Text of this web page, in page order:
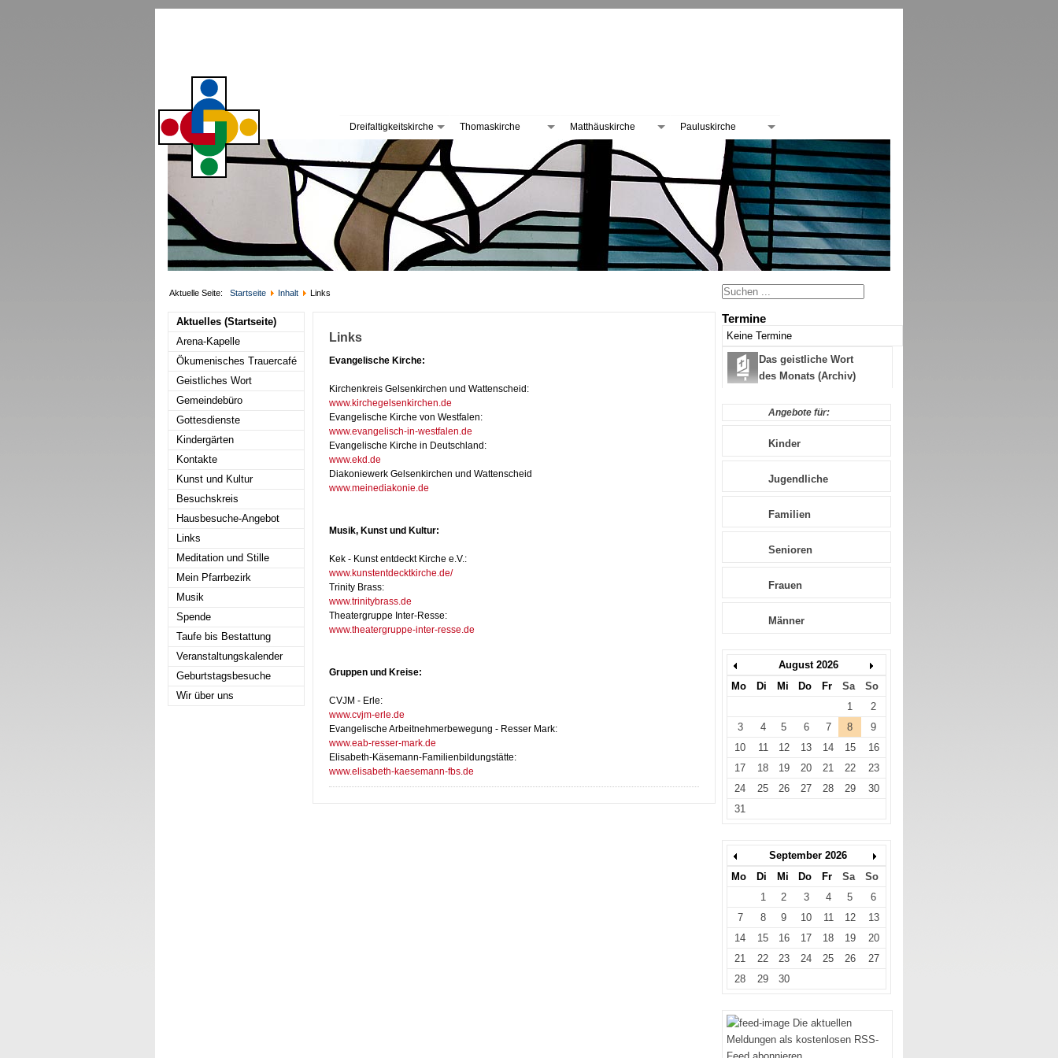
Dreifaltigkeitskirche Thomaskirche Matthäuskirche Pauluskirche
Aktuelle Seite: Startseite Inhalt Links
Aktuelles (Startseite)
Arena-Kapelle
Ökumenisches Trauercafé
Geistliches Wort
Gemeindebüro
Gottesdienste
Kindergärten
Kontakte
Kunst und Kultur
Besuchskreis
Hausbesuche-Angebot
Links
Meditation und Stille
Mein Pfarrbezirk
Musik
Spende
Taufe bis Bestattung
Veranstaltungskalender
Geburtstagsbesuche
Wir über uns
Links
Evangelische Kirche:
Kirchenkreis Gelsenkirchen und Wattenscheid:
www.kirchegelsenkirchen.de
Evangelische Kirche von Westfalen:
www.evangelisch-in-westfalen.de
Evangelische Kirche in Deutschland:
www.ekd.de
Diakoniewerk Gelsenkirchen und Wattenscheid
www.meinediakonie.de
Musik, Kunst und Kultur:
Kek - Kunst entdeckt Kirche e.V.:
www.kunstentdecktkirche.de/
Trinity Brass:
www.trinitybrass.de
Theatergruppe Inter-Resse:
www.theatergruppe-inter-resse.de
Gruppen und Kreise:
CVJM - Erle:
www.cvjm-erle.de
Evangelische Arbeitnehmerbewegung - Resser Mark:
www.eab-resser-mark.de
Elisabeth-Käsemann-Familienbildungstätte:
www.elisabeth-kaesemann-fbs.de
Termine
Keine Termine
Das geistliche Wort
des Monats (Archiv)
Angebote für:
Kinder
Jugendliche
Familien
Senioren
Frauen
Männer
August 2026
Mo
Di Mi Do Fr Sa
So
1
2
3
4 5 6 7 8
9
10
11 12 13 14 15
16
17
18 19 20 21 22
23
24
25 26 27 28 29
30
31
September 2026
Mo
Di Mi Do Fr Sa
So
1
2 3 4 5
6
7
8 9 10 11 12
13
14
15 16 17 18 19
20
21
22 23 24 25 26
27
28
29 30
Die aktuellen
Meldungen als kostenlosen RSS-